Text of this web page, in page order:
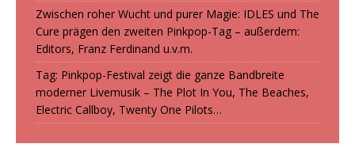
Zwischen roher Wucht und purer Magie: IDLES und The
Cure prägen den zweiten Pinkpop-Tag – außerdem:
Editors, Franz Ferdinand u.v.m.
Tag: Pinkpop-Festival zeigt die ganze Bandbreite
moderner Livemusik – The Plot In You, The Beaches,
Electric Callboy, Twenty One Pilots…